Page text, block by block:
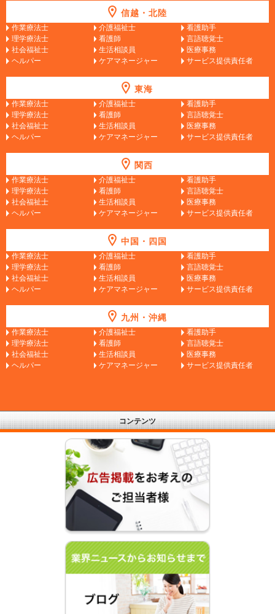
信越・北陸
作業療法士 介護福祉士
看護助手
理学療法士
看護師
言語聴覚士
社会福祉士
生活相談員
医療事務
ヘルパー
ケアマネージャー サービス提供責任者
東海
作業療法士 介護福祉士
看護助手
理学療法士
看護師
言語聴覚士
社会福祉士
生活相談員
医療事務
ヘルパー
ケアマネージャー サービス提供責任者
関西
作業療法士 介護福祉士
看護助手
理学療法士
看護師
言語聴覚士
社会福祉士
生活相談員
医療事務
ヘルパー
ケアマネージャー サービス提供責任者
中国・四国
作業療法士 介護福祉士
看護助手
理学療法士
看護師
言語聴覚士
社会福祉士
生活相談員
医療事務
ヘルパー
ケアマネージャー サービス提供責任者
九州・沖縄
作業療法士 介護福祉士
看護助手
理学療法士
看護師
言語聴覚士
社会福祉士
生活相談員
医療事務
ヘルパー
ケアマネージャー サービス提供責任者
コンテンツ